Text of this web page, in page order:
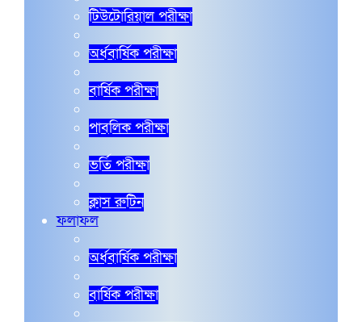
টিউটোরিয়াল পরীক্ষা
অর্ধবার্ষিক পরীক্ষা
বার্ষিক পরীক্ষা
পাবলিক পরীক্ষা
ভর্তি পরীক্ষা
ক্লাস রুটিন
ফলাফল
অর্ধবার্ষিক পরীক্ষা
বার্ষিক পরীক্ষা